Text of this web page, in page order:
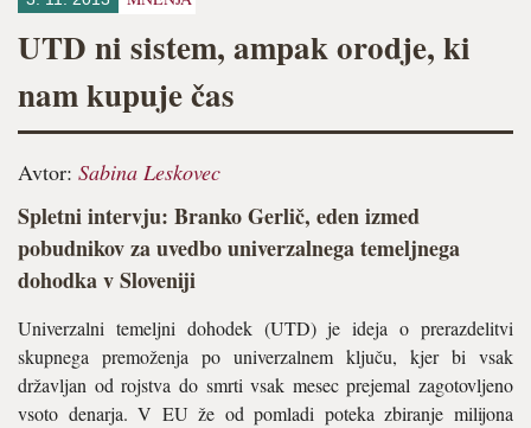
UTD ni sistem, ampak orodje, ki
nam kupuje čas
Avtor: Sabina Leskovec
Spletni intervju: Branko Gerlič, eden izmed
pobudnikov za uvedbo univerzalnega temeljnega
dohodka v Sloveniji
Univerzalni temeljni dohodek (UTD) je ideja o prerazdelitvi
skupnega premoženja po univerzalnem ključu, kjer bi vsak
državljan od rojstva do smrti vsak mesec prejemal zagotovljeno
vsoto denarja. V EU že od pomladi poteka zbiranje milijona